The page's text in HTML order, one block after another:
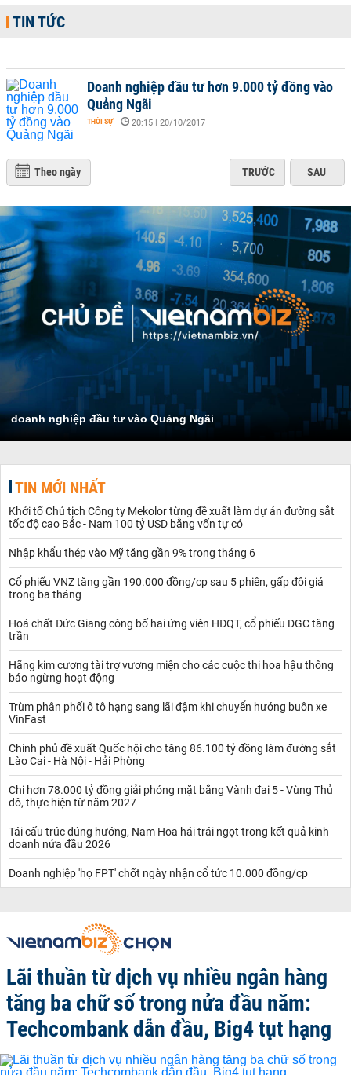
TIN TỨC
Doanh nghiệp đầu tư hơn 9.000 tỷ đồng vào
Quảng Ngãi
THỜI SỰ - 20:15 | 20/10/2017
Theo ngày TRƯỚC SAU
doanh nghiệp đầu tư vào Quảng Ngãi
TIN MỚI NHẤT
Khởi tố Chủ tịch Công ty Mekolor từng đề xuất làm dự án đường sắt
tốc độ cao Bắc - Nam 100 tỷ USD bằng vốn tự có
Nhập khẩu thép vào Mỹ tăng gần 9% trong tháng 6
Cổ phiếu VNZ tăng gần 190.000 đồng/cp sau 5 phiên, gấp đôi giá
trong ba tháng
Hoá chất Đức Giang công bố hai ứng viên HĐQT, cổ phiếu DGC tăng
trần
Hãng kim cương tài trợ vương miện cho các cuộc thi hoa hậu thông
báo ngừng hoạt động
Trùm phân phối ô tô hạng sang lãi đậm khi chuyển hướng buôn xe
VinFast
Chính phủ đề xuất Quốc hội cho tăng 86.100 tỷ đồng làm đường sắt
Lào Cai - Hà Nội - Hải Phòng
Chi hơn 78.000 tỷ đồng giải phóng mặt bằng Vành đai 5 - Vùng Thủ
đô, thực hiện từ năm 2027
Tái cấu trúc đúng hướng, Nam Hoa hái trái ngọt trong kết quả kinh
doanh nửa đầu 2026
Doanh nghiệp 'họ FPT' chốt ngày nhận cổ tức 10.000 đồng/cp
Lãi thuần từ dịch vụ nhiều ngân hàng
tăng ba chữ số trong nửa đầu năm:
Techcombank dẫn đầu, Big4 tụt hạng